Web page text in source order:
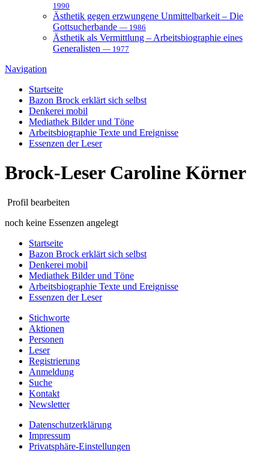
1990
Ästhetik gegen erzwungene Unmittelbarkeit – Die
Gottsucherbande — 1986
Ästhetik als Vermittlung – Arbeitsbiographie eines
Generalisten — 1977
Navigation
Startseite
Bazon Brock erklärt sich selbst
Denkerei mobil
Mediathek Bilder und Töne
Arbeitsbiographie Texte und Ereignisse
Essenzen der Leser
Brock-Leser Caroline Körner
Profil bearbeiten
noch keine Essenzen angelegt
Startseite
Bazon Brock erklärt sich selbst
Denkerei mobil
Mediathek Bilder und Töne
Arbeitsbiographie Texte und Ereignisse
Essenzen der Leser
Stichworte
Aktionen
Personen
Leser
Registrierung
Anmeldung
Suche
Kontakt
Newsletter
Datenschutzerklärung
Impressum
Privatsphäre-Einstellungen